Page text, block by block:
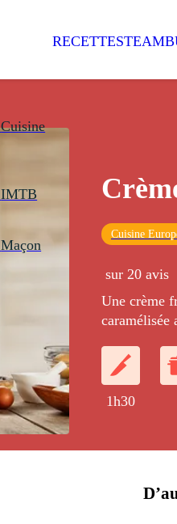
Cuisine
IMTB
Maçon
RECETTES
Cuisine
sur 20 avis
Une crème
caramélisée
1h30